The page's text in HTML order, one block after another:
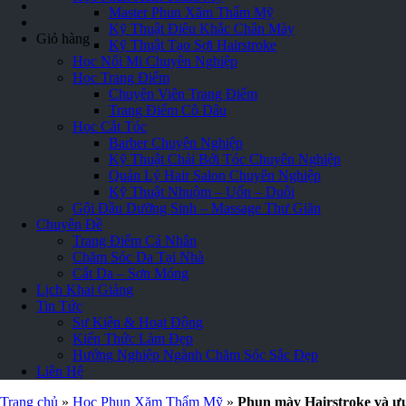
Giỏ hàng
Master Phun Xăm Thẩm Mỹ
Kỹ Thuật Điêu Khắc Chân Mày
Kỹ Thuật Tạo Sợi Hairstroke
Học Nối Mi Chuyên Nghiệp
Học Trang Điểm
Chuyên Viên Trang Điểm
Trang Điểm Cô Dâu
Học Cắt Tóc
Barber Chuyên Nghiệp
Kỹ Thuật Chải Bới Tóc Chuyên Nghiệp
Quản Lý Hair Salon Chuyên Nghiệp
Kỹ Thuật Nhuộm – Uốn – Duỗi
Gội Đầu Dưỡng Sinh – Massage Thư Giãn
Chuyên Đề
Trang Điểm Cá Nhân
Chăm Sóc Da Tại Nhà
Cắt Da – Sơn Móng
Lịch Khai Giảng
Tin Tức
Sự Kiện & Hoạt Động
Kiến Thức Làm Đẹp
Hướng Nghiệp Ngành Chăm Sóc Sắc Đẹp
Liên Hệ
Trang chủ » Học Phun Xăm Thẩm Mỹ » Phun mày Hairstroke và